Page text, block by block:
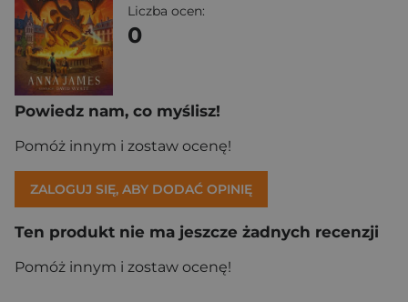
Liczba ocen:
0
Powiedz nam, co myślisz!
Pomóż innym i zostaw ocenę!
ZALOGUJ SIĘ, ABY DODAĆ OPINIĘ
Ten produkt nie ma jeszcze żadnych recenzji
Pomóż innym i zostaw ocenę!